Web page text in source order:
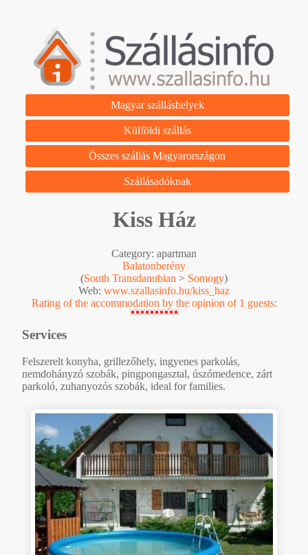
Magyar szálláshelyek
Külföldi szállás
Összes szállás Magyarországon
Szállásadóknak
Kiss Ház
Category: apartman
Balatonberény
(South Transdanubian > Somogy)
Web: www.szallasinfo.hu/kiss_haz
Rating of the accommodation by the opinion of 1 guests:
Services
Felszerelt konyha, grillezőhely, ingyenes parkolás,
nemdohányzó szobák, pingpongasztal, úszómedence, zárt
parkoló, zuhanyozós szobák, ideal for families.